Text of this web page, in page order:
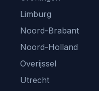
Limburg
Noord-Brabant
Noord-Holland
Overijssel
Utrecht